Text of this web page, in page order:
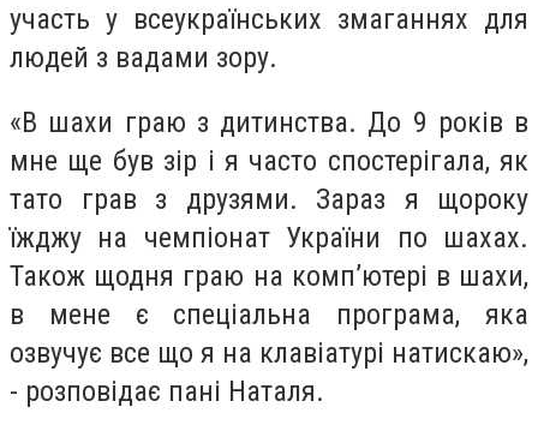
участь у всеукраїнських змаганнях для
людей з вадами зору.
«В шахи граю з дитинства. До 9 років в
мне ще був зір і я часто спостерігала, як
тато грав з друзями. Зараз я щороку
їжджу на чемпіонат України по шахах.
Також щодня граю на комп’ютері в шахи,
в мене є спеціальна програма, яка
озвучує все що я на клавіатурі натискаю»,
- розповідає пані Наталя.